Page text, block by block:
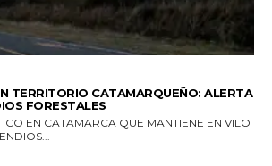
TERRITORIO CATAMARQUEÑO: ALERTA
FORESTALES
EN CATAMARCA QUE MANTIENE EN VILO